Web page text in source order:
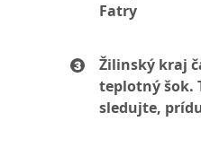
Fatry
Žilinský kraj
teplotný šok.
sledujte,